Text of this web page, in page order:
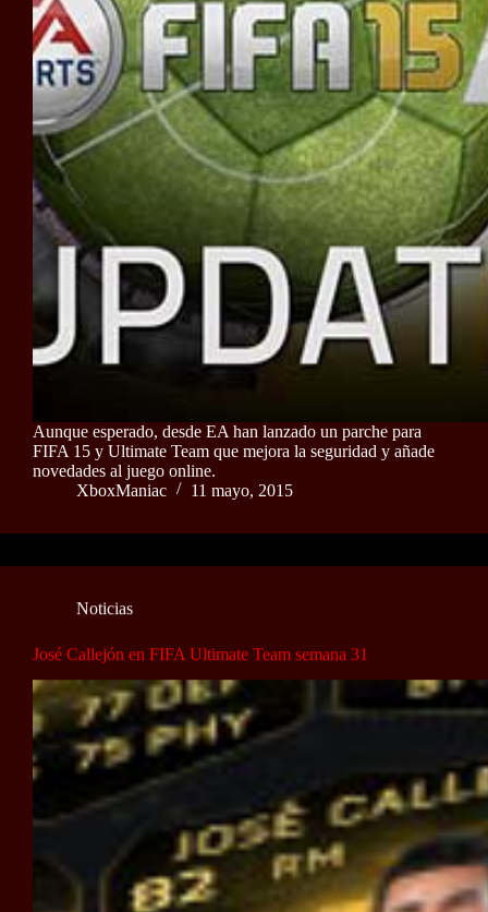
Aunque esperado, desde EA han lanzado un parche para
FIFA 15 y Ultimate Team que mejora la seguridad y añade
novedades al juego online.
XboxManiac
11 mayo, 2015
Noticias
José Callejón en FIFA Ultimate Team semana 31